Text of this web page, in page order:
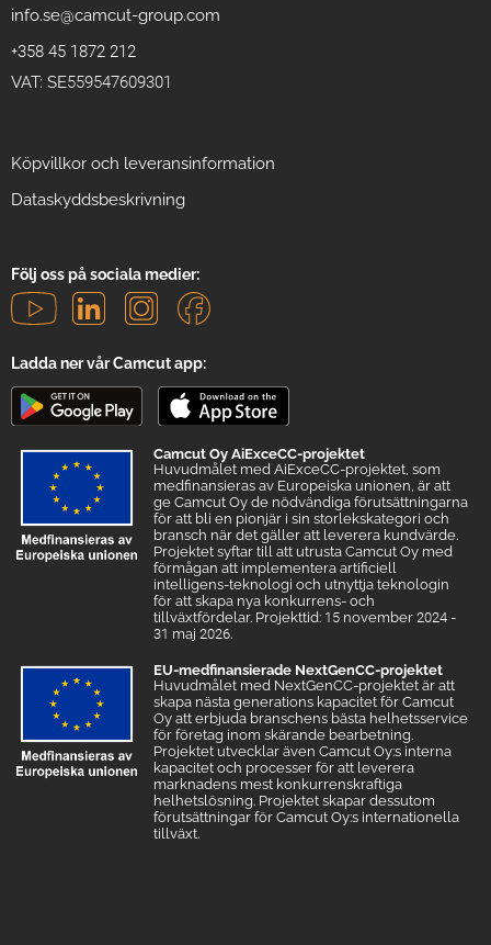
info.se@camcut-group.com
+358 45 1872 212
VAT: SE559547609301
Köpvillkor och leveransinformation
Dataskyddsbeskrivning
Följ oss på sociala medier:
Ladda ner vår Camcut app:
Camcut Oy AiExceCC-projektet
Huvudmålet med AiExceCC-projektet, som
medfinansieras av Europeiska unionen, är att
ge Camcut Oy de nödvändiga förutsättningarna
för att bli en pionjär i sin storlekskategori och
bransch när det gäller att leverera kundvärde.
Projektet syftar till att utrusta Camcut Oy med
förmågan att implementera artificiell
intelligens-teknologi och utnyttja teknologin
för att skapa nya konkurrens- och
tillväxtfördelar. Projekttid: 15 november 2024 -
31 maj 2026.
EU-medfinansierade NextGenCC-projektet
Huvudmålet med NextGenCC-projektet är att
skapa nästa generations kapacitet för Camcut
Oy att erbjuda branschens bästa helhetsservice
för företag inom skärande bearbetning.
Projektet utvecklar även Camcut Oy:s interna
kapacitet och processer för att leverera
marknadens mest konkurrenskraftiga
helhetslösning. Projektet skapar dessutom
förutsättningar för Camcut Oy:s internationella
tillväxt.